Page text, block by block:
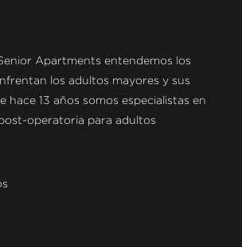
Apartments entendemos los
los adultos mayores y sus
hace 13 años somos especialistas en
operatoria para adultos